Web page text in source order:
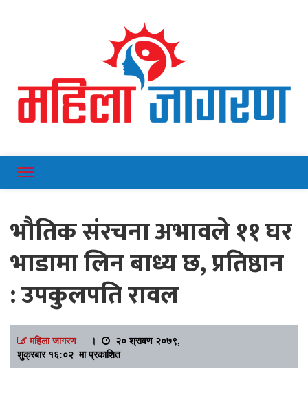
Mahilajagaran
भौतिक संरचना अभावले ११ घर
भाडामा लिन बाध्य छ, प्रतिष्ठान
: उपकुलपति रावल
महिला जागरण।
२० श्रावण २०७९,
शुक्रबार १६:०२ मा प्रकाशित